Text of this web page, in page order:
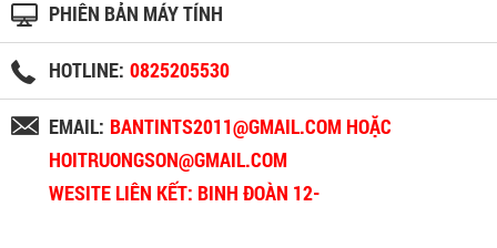
PHIÊN BẢN MÁY TÍNH
HOTLINE: 0825205530
EMAIL: BANTINTS2011@GMAIL.COM HOẶC
HOITRUONGSON@GMAIL.COM
WESITE LIÊN KẾT: BINH ĐOÀN 12-